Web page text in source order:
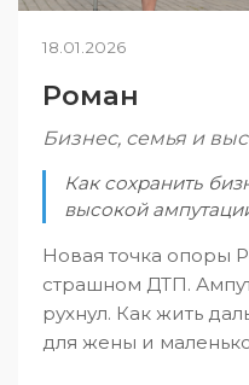
18.01.2026
Роман
Бизнес, семья и
Как сохранить
высокой
Новая точка опоры
страшном ДТП.
рухнул. Как жить
для жены и